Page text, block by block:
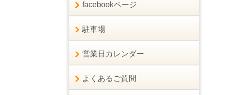
facebookページ
駐車場
営業日カレンダー
よくあるご質問